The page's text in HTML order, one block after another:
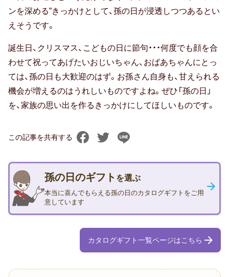
手土産・プチギフト
お見舞い
新築祝い
結婚記念日
金婚式
銀婚式
ンを深める”きっかけとして、孫の日が浸透しつつあるとい
えそうです。
誕生日、クリスマス、こどもの日に節句・・・何度でも顔を合
わせて祝ってあげたいおじいちゃん、おばあちゃんにとっ
ては、孫の日も大歓迎のはず。お孫さん自身も、甘えられる
機会が増えるのはうれしいものですよね。ぜひ「孫の日」
を、家族の思い出を作るきっかけにしてほしいものです。
この記事を共有する
孫の日のギフト を選ぶ
本当に喜んでもらえる孫の日のカタログギフトをご用
意しています
カタログギフト一覧ページはこちら